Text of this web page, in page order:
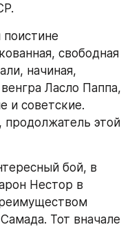
свободная
начиная,
Ласло Паппа,
и советские.
этой
бой, в
Нестор в
Тот вначале